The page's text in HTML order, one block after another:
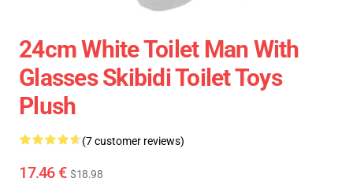
24cm White Toilet Man With
Glasses Skibidi Toilet Toys
Plush
(7 customer reviews)
17,46 € $18.98